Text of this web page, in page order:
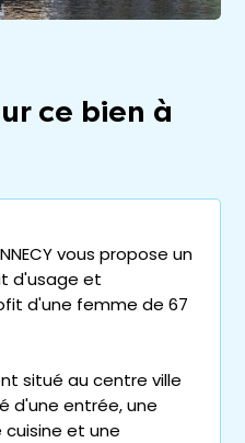
ce bien à
vous propose un
d'usage et
d'une femme de 67
situé au centre ville
d'une entrée, une
cuisine et une